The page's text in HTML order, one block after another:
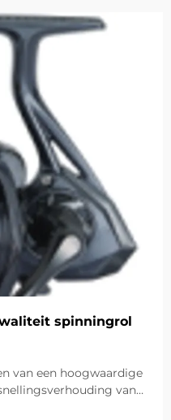
spinningrol
van een hoogwaardige
van